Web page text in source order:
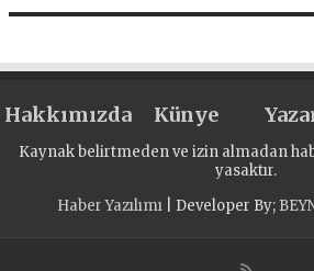
Hakkımızda Künye
Kaynak belirtmeden ve izin almadan
yasaktır.
Haber Yazılımı| Developer By;